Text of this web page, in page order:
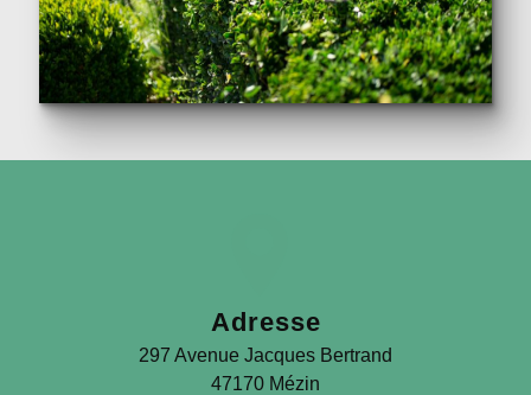
Adresse
297 Avenue Jacques Bertrand
47170 Mézin